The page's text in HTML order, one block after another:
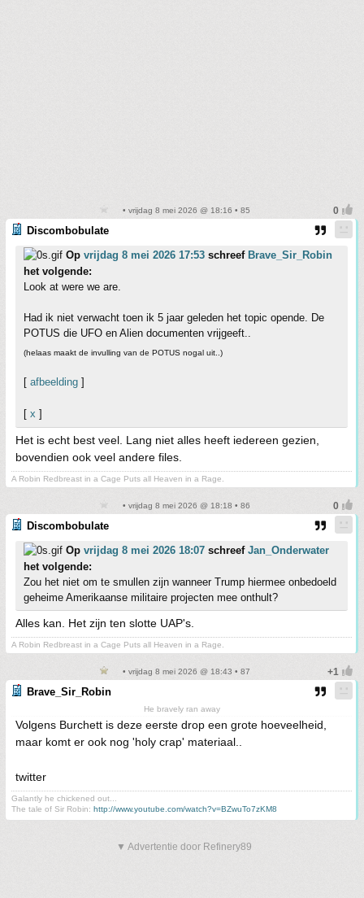
• vrijdag 8 mei 2026 @ 18:16 • 85
Discombobulate
Op vrijdag 8 mei 2026 17:53 schreef Brave_Sir_Robin
het volgende:
Look at were we are.
Had ik niet verwacht toen ik 5 jaar geleden het topic opende. De
POTUS die UFO en Alien documenten vrijgeeft..
(helaas maakt de invulling van de POTUS nogal uit..)
[ afbeelding ]
[ x ]
Het is echt best veel. Lang niet alles heeft iedereen gezien,
bovendien ook veel andere files.
A Robin Redbreast in a Cage Puts all Heaven in a Rage.
• vrijdag 8 mei 2026 @ 18:18 • 86
Discombobulate
Op vrijdag 8 mei 2026 18:07 schreef Jan_Onderwater
het volgende:
Zou het niet om te smullen zijn wanneer Trump hiermee onbedoeld
geheime Amerikaanse militaire projecten mee onthult?
Alles kan. Het zijn ten slotte UAP's.
A Robin Redbreast in a Cage Puts all Heaven in a Rage.
• vrijdag 8 mei 2026 @ 18:43 • 87
Brave_Sir_Robin
He bravely ran away
Volgens Burchett is deze eerste drop een grote hoeveelheid,
maar komt er ook nog 'holy crap' materiaal..
twitter
Galantly he chickened out...
The tale of Sir Robin: http://www.youtube.com/watch?v=BZwuTo7zKM8
▼ Advertentie door Refinery89